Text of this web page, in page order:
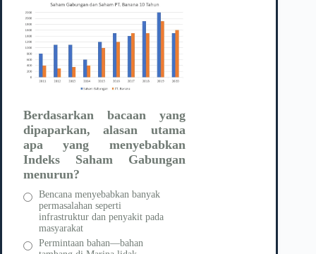
Berdasarkan bacaan yang
dipaparkan, alasan utama
apa yang menyebabkan
Indeks Saham Gabungan
menurun?
Bencana menyebabkan banyak
permasalahan seperti
infrastruktur dan penyakit pada
masyarakat
Permintaan bahan—bahan